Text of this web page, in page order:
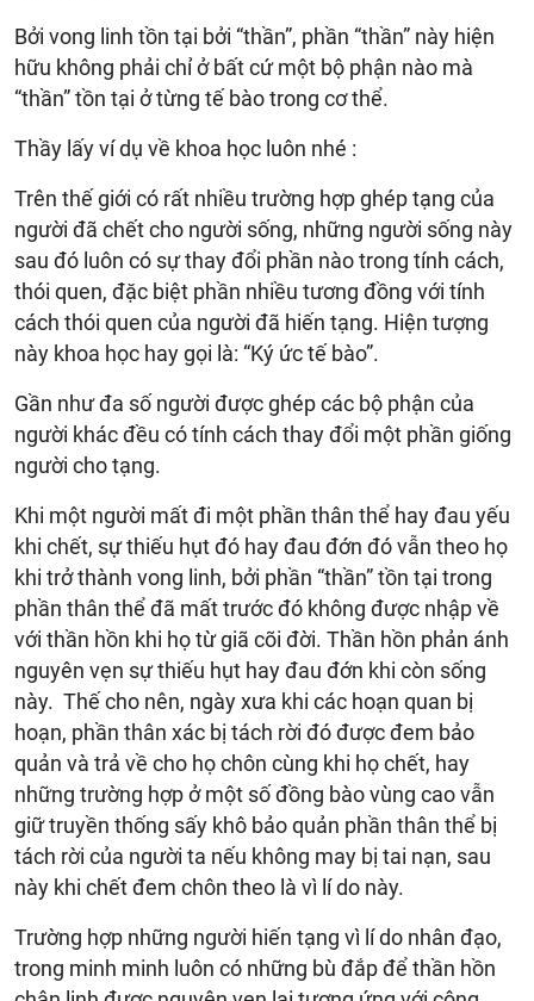
Bởi vong linh tồn tại bởi “thần”, phần “thần” này hiện
hữu không phải chỉ ở bất cứ một bộ phận nào mà
“thần” tồn tại ở từng tế bào trong cơ thể.
Thầy lấy ví dụ về khoa học luôn nhé :
Trên thế giới có rất nhiều trường hợp ghép tạng của
người đã chết cho người sống, những người sống này
sau đó luôn có sự thay đổi phần nào trong tính cách,
thói quen, đặc biệt phần nhiều tương đồng với tính
cách thói quen của người đã hiến tạng. Hiện tượng
này khoa học hay gọi là: “Ký ức tế bào”.
Gần như đa số người được ghép các bộ phận của
người khác đều có tính cách thay đổi một phần giống
người cho tạng.
Khi một người mất đi một phần thân thể hay đau yếu
khi chết, sự thiếu hụt đó hay đau đớn đó vẫn theo họ
khi trở thành vong linh, bởi phần “thần” tồn tại trong
phần thân thể đã mất trước đó không được nhập về
với thần hồn khi họ từ giã cõi đời. Thần hồn phản ánh
nguyên vẹn sự thiếu hụt hay đau đớn khi còn sống
này. Thế cho nên, ngày xưa khi các hoạn quan bị
hoạn, phần thân xác bị tách rời đó được đem bảo
quản và trả về cho họ chôn cùng khi họ chết, hay
những trường hợp ở một số đồng bào vùng cao vẫn
giữ truyền thống sấy khô bảo quản phần thân thể bị
tách rời của người ta nếu không may bị tai nạn, sau
này khi chết đem chôn theo là vì lí do này.
Trường hợp những người hiến tạng vì lí do nhân đạo,
trong minh minh luôn có những bù đắp để thần hồn